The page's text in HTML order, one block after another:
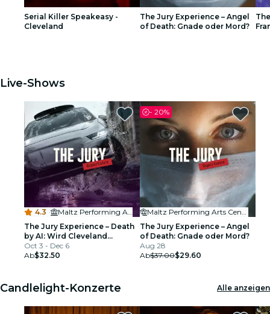
Restaurants
Serial Killer Speakeasy -
Cleveland
The Jury Experience – Angel
of Death: Gnade oder Mord?
Live-Shows
4.3 ·
Maltz Performing Arts Center
The Jury Experience – Death
by AI: Wird Cleveland
Gerechtigkeit liefern?
Oct 3 - Dec 6
Ab$32.50
- 20%
Maltz Performing Arts Center
The Jury Experience – Angel
of Death: Gnade oder Mord?
Aug 28
Ab$37.00$29.60
Candlelight-Konzerte Alle anzeigen